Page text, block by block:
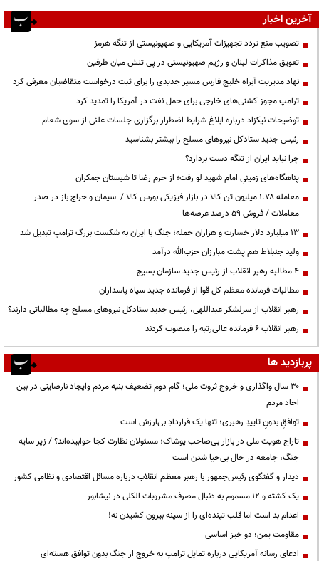
آخرین اخبار
تصویب منع تردد تجهیزات آمریکایی و صهیونیستی از تنگه هرمز
تعویق مذاکرات لبنان و رژیم صهیونیستی در پی تنش میان طرفین
نهاد مدیریت آبراه خلیج فارس مسیر جدیدی را برای ثبت درخواست متقاضیان معرفی کرد
ترامپ مجوز کشتی‌های خارجی برای حمل نفت در آمریکا را تمدید کرد
توضیحات نیکزاد درباره ابلاغ شرایط اضطرار برگزاری جلسات علنی از سوی شعام
رئیس جدید ستادکل نیروهای مسلح را بیشتر بشناسید
چرا نباید ایران از تنگه دست بردارد؟
پناهگاه‌های زمینیِ امام شهید لو رفت؛ از حرم رضا تا شبستان جمکران
معامله ۱.۷۸ میلیون تن کالا در بازار فیزیکی بورس کالا / سیمان و حراج باز در صدر
معاملات / فروش ۵۹ درصد عرضه‌ها
۱۳ میلیارد دلار خسارت و هزاران حمله؛ جنگ با ایران به شکست بزرگ ترامپ تبدیل شد
ولید جنبلاط هم پشت مبارزان حزب‌الله درآمد
۴ مطالبه رهبر انقلاب از رئیس جدید سازمان بسیج
مطالبات فرمانده معظم کل قوا از فرمانده جدید سپاه پاسداران
رهبر انقلاب از سرلشکر عبداللهی، رئیس جدید ستادکل نیروهای مسلح چه مطالباتی دارند؟
رهبر انقلاب ۶ فرمانده عالی‌رتبه را منصوب کردند
پربازدید ها
۳۰ سال واگذاری و خروج ثروت ملی؛ گام دوم تضعیف بنیه مردم وایجاد نارضایتی در بین
احاد مردم
توافقِ بدونِ تاییدِ رهبری؛ تنها یک قراردادِ بی‌ارزش است
تاراج هویت ملی در بازار بی‌صاحب پوشاک؛ مسئولان نظارت کجا خوابیده‌اند؟ / زیر سایه
جنگ، جامعه در حال بی‌حیا شدن است
دیدار و گفتگوی رئیس‌جمهور با رهبر معظم انقلاب درباره مسائل اقتصادی و نظامی کشور
یک کشته و ۱۲ مسموم به دنبال مصرف مشروبات الکلی در نیشابور
اعدام بد است اما قلب تپنده‌ای را از سینه بیرون کشیدن نه!
مقاومت یمن؛ دو خیز اساسی
ادعای رسانه آمریکایی درباره تمایل ترامپ به خروج از جنگ بدون توافق هسته‌ای